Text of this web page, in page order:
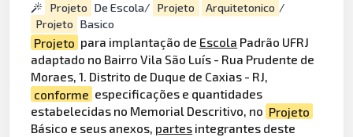
Projeto De Escola/ Projeto Arquitetonico /
Projeto Basico
Projeto para implantação de Escola Padrão UFRJ
adaptado no Bairro Vila São Luís - Rua Prudente de
Moraes, 1. Distrito de Duque de Caxias - RJ,
conforme especificações e quantidades
estabelecidas no Memorial Descritivo, no Projeto
Básico e seus anexos, partes integrantes deste